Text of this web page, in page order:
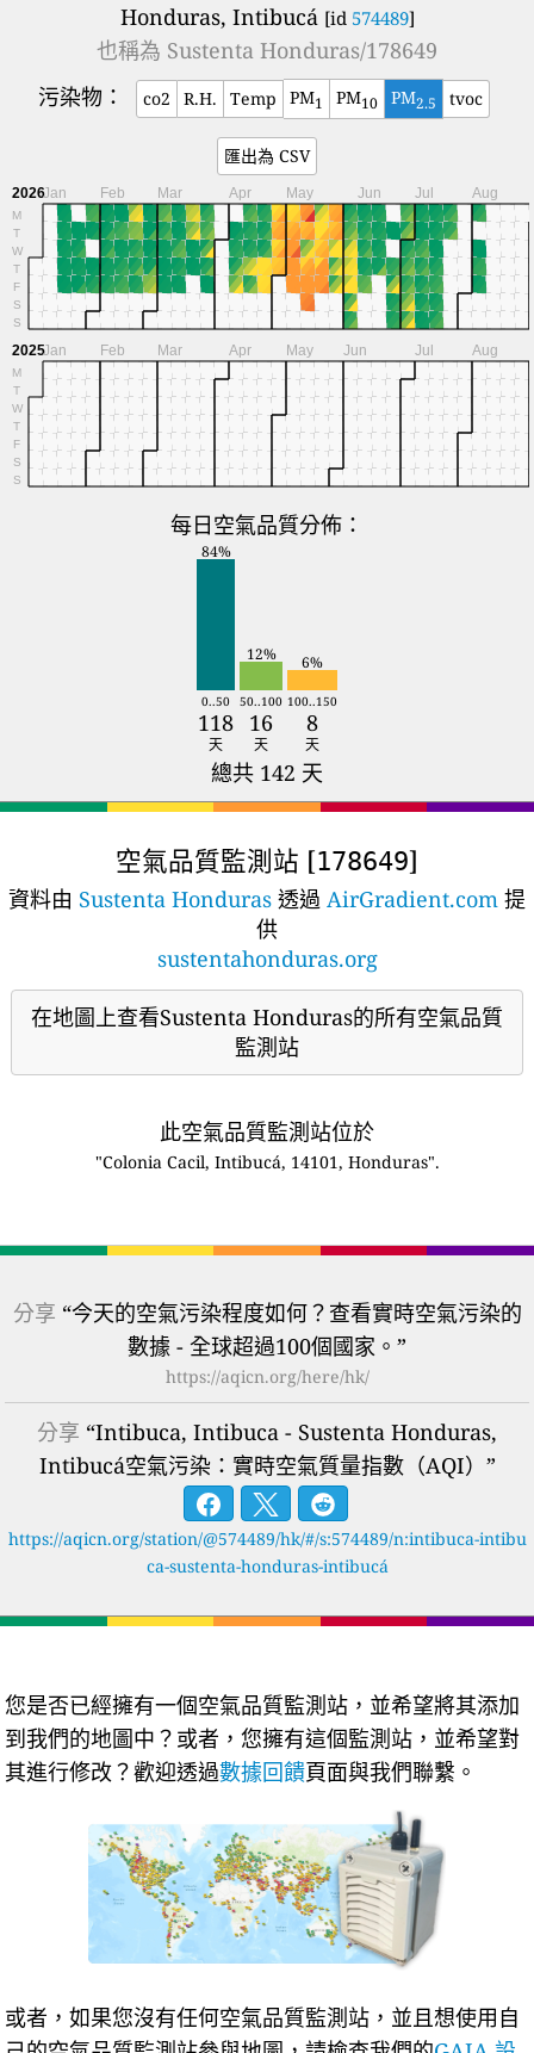
Honduras, Intibucá [id 574489]
也稱為 Sustenta Honduras/178649
污染物：
co2 R.H. Temp PM1 PM10 PM2.5 tvoc
匯出為 CSV
2026
M
T
W
T
F
S
S
Jan Feb Mar Apr May Jun Jul Aug
2025
M
T
W
T
F
S
S
Jan Feb Mar Apr May Jun Jul Aug
每日空氣品質分佈：
84%
12% 6%
0..50 50..100 100..150
118 16 8
天 天 天
總共 142 天
空氣品質監測站 [178649]
資料由 Sustenta Honduras 透過 AirGradient.com 提
供
sustentahonduras.org
在地圖上查看Sustenta Honduras的所有空氣品質
監測站
此空氣品質監測站位於
"Colonia Cacil, Intibucá, 14101, Honduras".
分享 “今天的空氣污染程度如何？查看實時空氣污染的
數據 - 全球超過100個國家。”
https://aqicn.org/here/hk/
分享 “Intibuca, Intibuca - Sustenta Honduras,
Intibucá空氣污染：實時空氣質量指數（AQI）”
https://aqicn.org/station/@574489/hk/#/s:574489/n:intibuca-intibu
ca-sustenta-honduras-intibucá
您是否已經擁有一個空氣品質監測站，並希望將其添加
到我們的地圖中？或者，您擁有這個監測站，並希望對
其進行修改？歡迎透過數據回饋頁面與我們聯繫。
或者，如果您沒有任何空氣品質監測站，並且想使用自